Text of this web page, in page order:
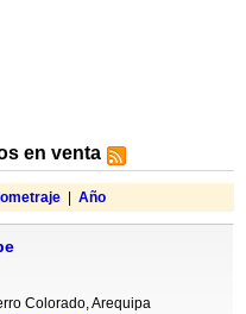
en venta
Año
Colorado, Arequipa